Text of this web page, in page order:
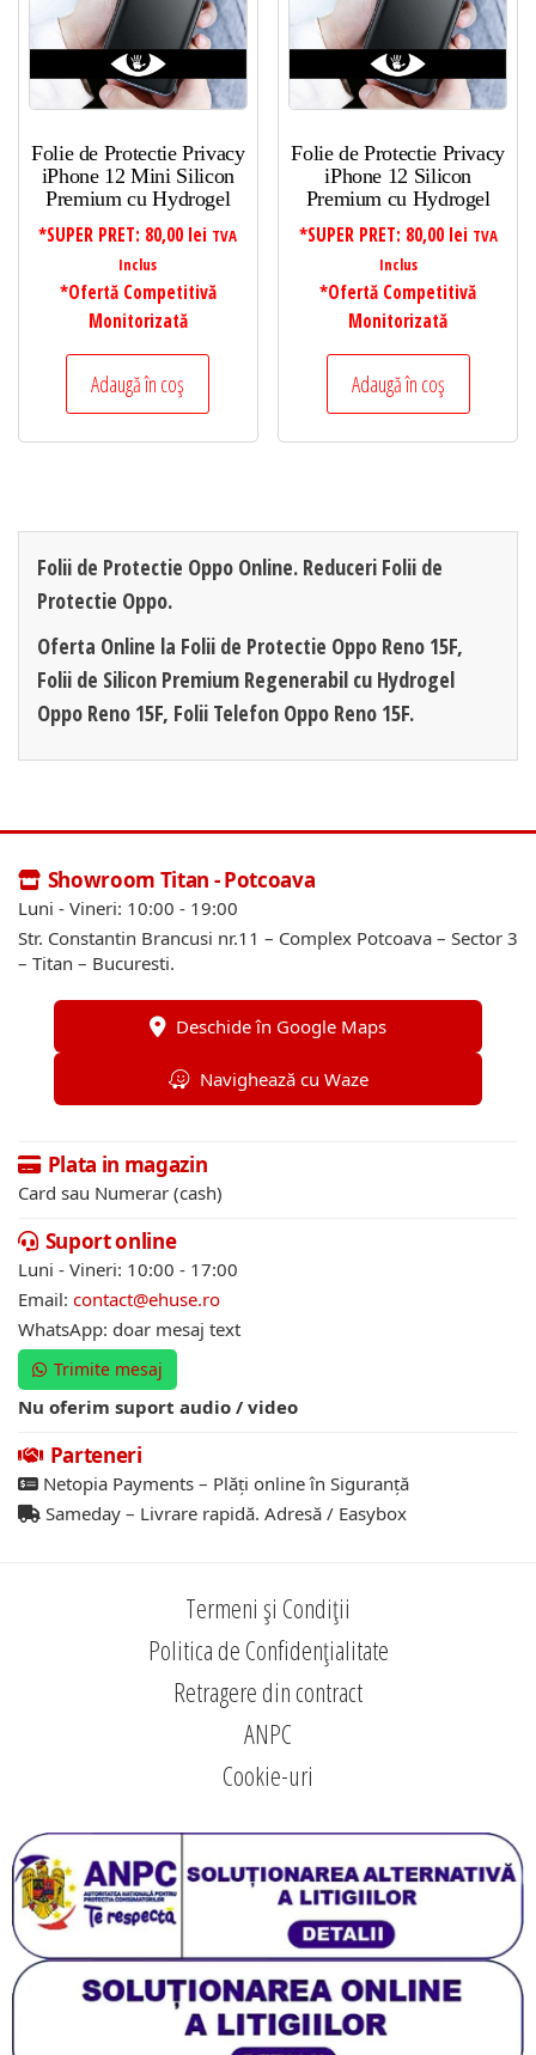
Folie de Protectie Privacy
iPhone 12 Mini Silicon
Premium cu Hydrogel
*SUPER PRET: 80,00 lei TVA
Inclus
*Ofertă Competitivă
Monitorizată
Adaugă în coș
Folie de Protectie Privacy
iPhone 12 Silicon
Premium cu Hydrogel
*SUPER PRET: 80,00 lei TVA
Inclus
*Ofertă Competitivă
Monitorizată
Adaugă în coș
Folii de Protectie Oppo Online. Reduceri Folii de
Protectie Oppo.
Oferta Online la Folii de Protectie Oppo Reno 15F,
Folii de Silicon Premium Regenerabil cu Hydrogel
Oppo Reno 15F, Folii Telefon Oppo Reno 15F.
Showroom Titan - Potcoava
Luni - Vineri: 10:00 - 19:00
Str. Constantin Brancusi nr.11 – Complex Potcoava – Sector 3
– Titan – Bucuresti.
Deschide în Google Maps
Navighează cu Waze
Plata in magazin
Card sau Numerar (cash)
Suport online
Luni - Vineri: 10:00 - 17:00
Email: contact@ehuse.ro
WhatsApp: doar mesaj text
Trimite mesaj
Nu oferim suport audio / video
Parteneri
Netopia Payments – Plăți online în Siguranță
Sameday – Livrare rapidă. Adresă / Easybox
Termeni și Condiții
Politica de Confidențialitate
Retragere din contract
ANPC
Cookie-uri